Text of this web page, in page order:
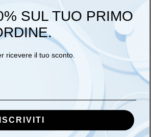
0,100 kg
SUL TUO PRIMO
ricevere il tuo sconto.
ISCRIVITI